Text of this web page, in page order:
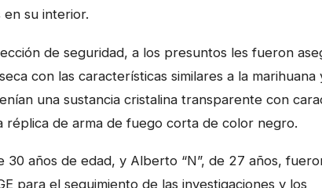
su interior.
de seguridad, a los presuntos les fueron
con las características similares a la marihuana
una sustancia cristalina transparente con
réplica de arma de fuego corta de color negro.
30 años de edad, y Alberto “N”, de 27 años,
para el seguimiento de las investigaciones y los